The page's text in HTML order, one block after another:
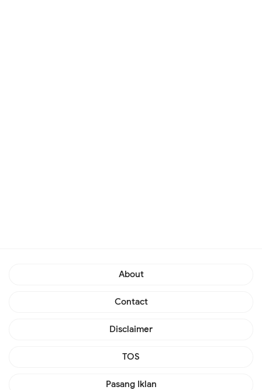
About
Contact
Disclaimer
TOS
Pasang Iklan